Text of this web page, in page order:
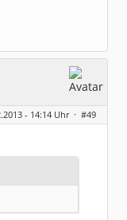
- 14:14 Uhr · #49